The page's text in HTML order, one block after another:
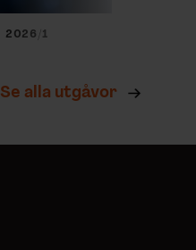
2026/1
Se alla utgåvor